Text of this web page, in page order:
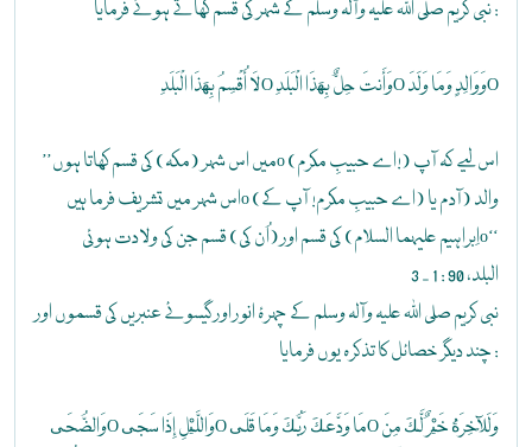
نبی کریم صلی اللہ علیہ وآلہ وسلم کے شہر کی قسم کھاتے ہوئے فرمایا :
لَا أُقْسِمُ بِهَذَا الْبَلَدِO وَأَنتَ حِلٌّ بِهَذَا الْبَلَدِO وَوَالِدٍ وَمَا وَلَدَO
’’میں اس شہر (مکہ) کی قسم کھاتا ہوںo (اے حبیبِ مکرم!) اس لیے کہ آپ
اس شہر میں تشریف فرما ہیںo (اے حبیبِ مکرم! آپ کے) والد (آدم یا
اِبراہیم علیہما السلام) کی قسم اور (اُن کی) قسم جن کی ولادت ہوئیo‘‘
البلد، 90 : 1 - 3
نبی کریم صلی اللہ علیہ وآلہ وسلم کے چہرۂ انور اور گیسوئے عنبریں کی قسموں اور
چند دیگر خصائل کا تذکرہ یوں فرمایا :
وَالضُّحَىO وَاللَّيْلِ إِذَا سَجَىO مَا وَدَّعَكَ رَبُّكَ وَمَا قَلَىO وَلَلْآخِرَةُ خَيْرٌ لَّكَ مِنَ